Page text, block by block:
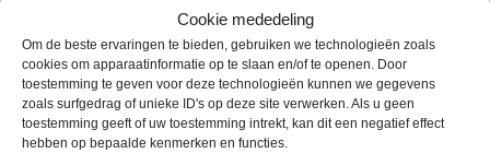
Cookie mededeling
Om de beste ervaringen te bieden, gebruiken we technologieën zoals
cookies om apparaatinformatie op te slaan en/of te openen. Door
toestemming te geven voor deze technologieën kunnen we gegevens
zoals surfgedrag of unieke ID's op deze site verwerken. Als u geen
toestemming geeft of uw toestemming intrekt, kan dit een negatief effect
hebben op bepaalde kenmerken en functies.
Snelheidsbereik 150 – 1200 rpm
Orbit (schuddiameter) 2 mm
Timer 1 min – 24 uur, met automatische uitschakeling
Display 4-digit LED (snelheid en tijd)
Temperatuurbereik omgeving +4 °C tot 40 °C
Aandrijving Direct drive met borstelloze motor